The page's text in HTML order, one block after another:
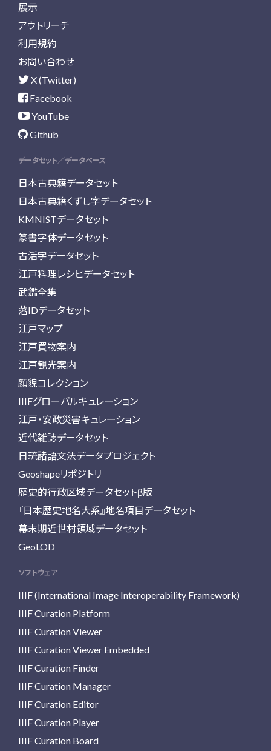
展示
アウトリーチ
利用規約
お問い合わせ
X (Twitter)
Facebook
YouTube
Github
データセット／データベース
日本古典籍データセット
日本古典籍くずし字データセット
KMNISTデータセット
篆書字体データセット
古活字データセット
江戸料理レシピデータセット
武鑑全集
藩IDデータセット
江戸マップ
江戸買物案内
江戸観光案内
顔貌コレクション
IIIFグローバルキュレーション
江戸・安政災害キュレーション
近代雑誌データセット
日琉諸語文法データプロジェクト
Geoshapeリポジトリ
歴史的行政区域データセットβ版
『日本歴史地名大系』地名項目データセット
幕末期近世村領域データセット
GeoLOD
ソフトウェア
IIIF (International Image Interoperability Framework)
IIIF Curation Platform
IIIF Curation Viewer
IIIF Curation Viewer Embedded
IIIF Curation Finder
IIIF Curation Manager
IIIF Curation Editor
IIIF Curation Player
IIIF Curation Board